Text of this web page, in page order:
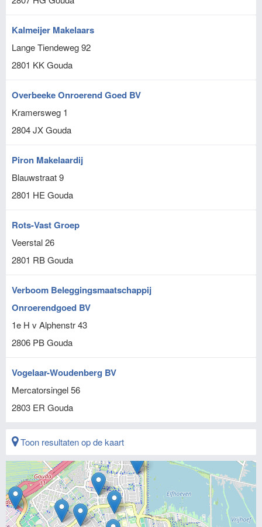
Kalmeijer Makelaars
Lange Tiendeweg 92
2801 KKGouda
Overbeeke Onroerend Goed BV
Kramersweg 1
2804 JXGouda
Piron Makelaardij
Blauwstraat 9
2801 HE Gouda
Rots-Vast Groep
Veerstal 26
2801 RBGouda
Verboom Beleggingsmaatschappij
Onroerendgoed BV
1e H v Alphenstr 43
2806 PBGouda
Vogelaar-Woudenberg BV
Mercatorsingel 56
2803 ER Gouda
Toon resultaten op de kaart